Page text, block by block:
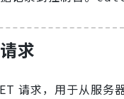
求
请求，用于从服